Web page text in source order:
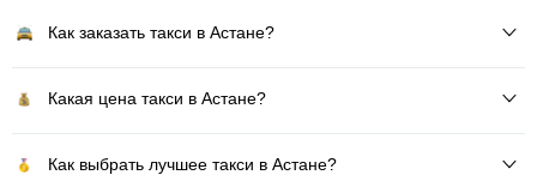
Как заказать такси в Астане?
Какая цена такси в Астане?
Как выбрать лучшее такси в Астане?